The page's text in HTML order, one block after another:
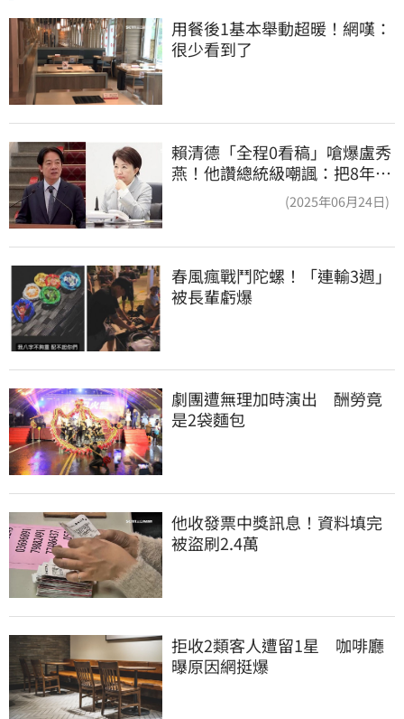
用餐後1基本舉動超暖！網嘆：
很少看到了
賴清德「全程0看稿」嗆爆盧秀
燕！他讚總統級嘲諷：把8年總
(2025年06月24日)
春風瘋戰鬥陀螺！「連輸3週」
被長輩虧爆
劇團遭無理加時演出　酬勞竟
是2袋麵包
他收發票中獎訊息！資料填完
被盜刷2.4萬
拒收2類客人遭留1星　咖啡廳
曝原因網挺爆